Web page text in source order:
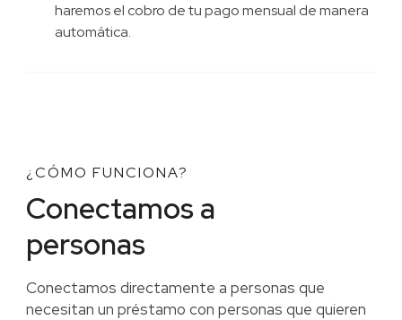
haremos el cobro de tu pago mensual de manera
automática.
¿CÓMO FUNCIONA?
Conectamos a
personas
Conectamos directamente a personas que
necesitan un préstamo con personas que quieren